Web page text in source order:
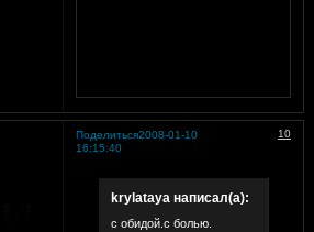
Поделиться 10
2008-01-10
16:15:40
krylataya написал(а):
с обидой.с болью.